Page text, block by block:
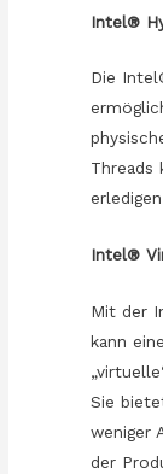
Intel®
Die
Threads
Intel®
Mit der
kann
Sie
weniger
der